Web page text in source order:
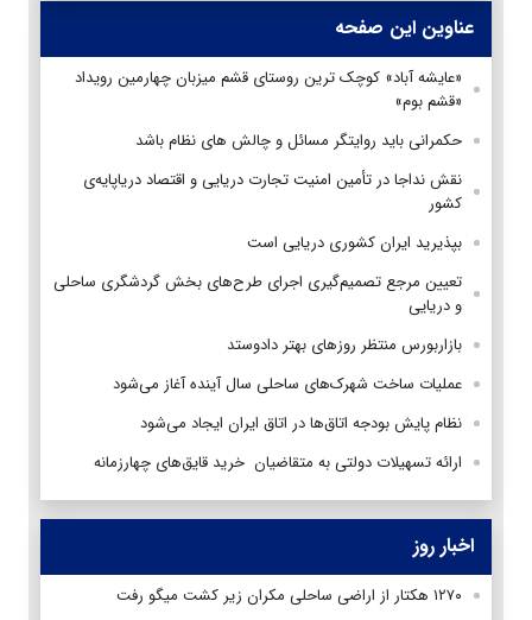
عناوین این صفحه
«عایشه آباد» کوچک ترین روستای قشم میزبان چهارمین رویداد
«قشم بوم»
حکمرانی باید روایتگر مسائل و چالش های نظام باشد
نقش نداجا در تأمین امنیت تجارت دریایی و اقتصاد دریاپایه‌ی
کشور
بپذیرید ایران کشوری دریایی است
تعیین مرجع تصمیم‌گیری اجرای طرح‌های بخش گردشگری ساحلی
و دریایی
بازاربورس منتظر روزهای بهتر دادوستد
عملیات ساخت شهرک‌های ساحلی سال آینده آغاز می‌شود
نظام پایش بودجه اتاق‌ها در اتاق ایران ایجاد می‌شود
ارائه تسهیلات دولتی به متقاضیان خرید قایق‌های چهارزمانه
اخبار روز
۱۲۷۰ هکتار از اراضی ساحلی مکران زیر کشت میگو رفت